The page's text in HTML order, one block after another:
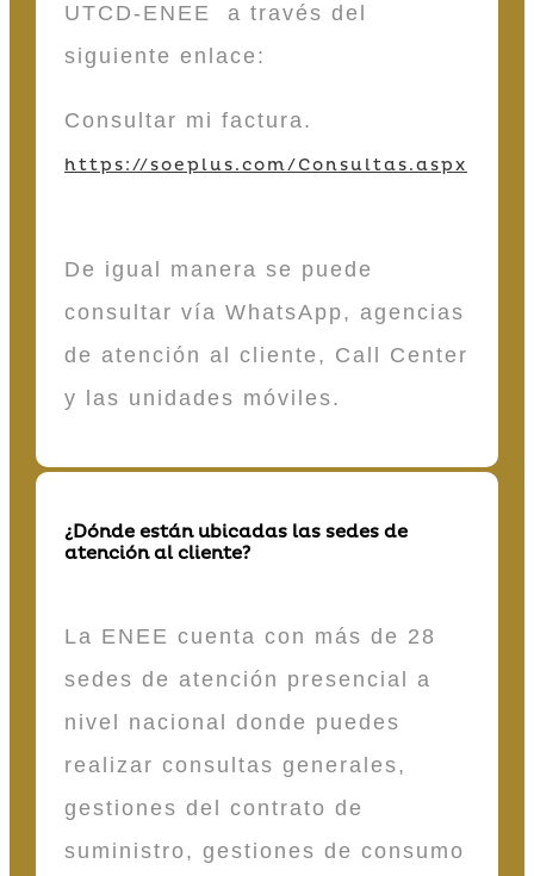
UTCD-ENEE a través del
siguiente enlace:
Consultar mi factura.
https://soeplus.com/Consultas.aspx
De igual manera se puede
consultar vía WhatsApp, agencias
de atención al cliente, Call Center
y las unidades móviles.
¿Dónde están ubicadas las sedes de
atención al cliente?
La ENEE cuenta con más de 28
sedes de atención presencial a
nivel nacional donde puedes
realizar consultas generales,
gestiones del contrato de
suministro, gestiones de consumo